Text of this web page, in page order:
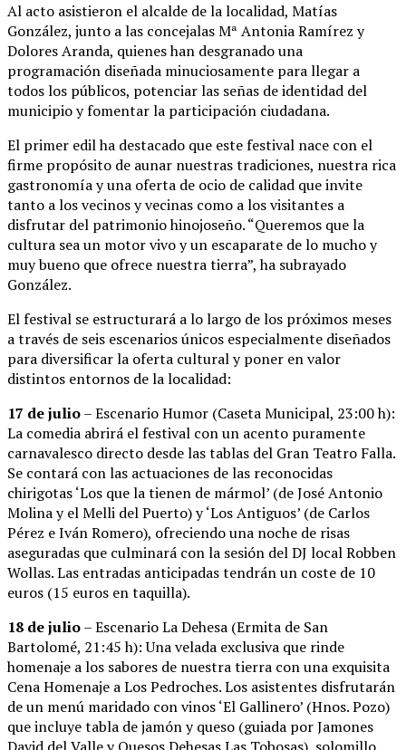
Al acto asistieron el alcalde de la localidad, Matías
González, junto a las concejalas Mª Antonia Ramírez y
Dolores Aranda, quienes han desgranado una
programación diseñada minuciosamente para llegar a
todos los públicos, potenciar las señas de identidad del
municipio y fomentar la participación ciudadana.
El primer edil ha destacado que este festival nace con el
firme propósito de aunar nuestras tradiciones, nuestra rica
gastronomía y una oferta de ocio de calidad que invite
tanto a los vecinos y vecinas como a los visitantes a
disfrutar del patrimonio hinojoseño. “Queremos que la
cultura sea un motor vivo y un escaparate de lo mucho y
muy bueno que ofrece nuestra tierra”, ha subrayado
González.
El festival se estructurará a lo largo de los próximos meses
a través de seis escenarios únicos especialmente diseñados
para diversificar la oferta cultural y poner en valor
distintos entornos de la localidad:
17 de julio– Escenario Humor (Caseta Municipal, 23:00 h):
La comedia abrirá el festival con un acento puramente
carnavalesco directo desde las tablas del Gran Teatro Falla.
Se contará con las actuaciones de las reconocidas
chirigotas ‘Los que la tienen de mármol’ (de José Antonio
Molina y el Melli del Puerto) y ‘Los Antiguos’ (de Carlos
Pérez e Iván Romero), ofreciendo una noche de risas
aseguradas que culminará con la sesión del DJ local Robben
Wollas. Las entradas anticipadas tendrán un coste de 10
euros (15 euros en taquilla).
18 de julio– Escenario La Dehesa (Ermita de San
Bartolomé, 21:45 h): Una velada exclusiva que rinde
homenaje a los sabores de nuestra tierra con una exquisita
Cena Homenaje a Los Pedroches. Los asistentes disfrutarán
de un menú maridado con vinos ‘El Gallinero’ (Hnos. Pozo)
que incluye tabla de jamón y queso (guiada por Jamones